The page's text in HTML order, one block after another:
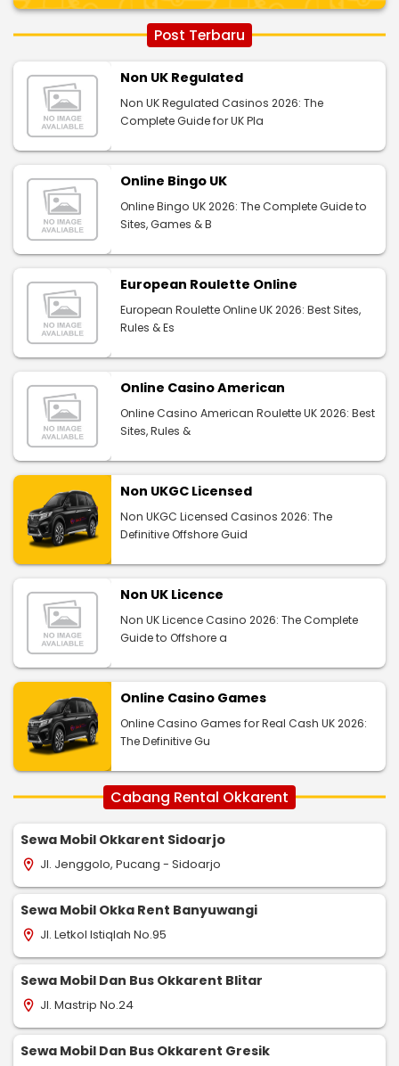
Post Terbaru
Non UK Regulated
Non UK Regulated Casinos 2026: The
Complete Guide for UK Pla
Online Bingo UK
Online Bingo UK 2026: The Complete Guide to
Sites, Games & B
European Roulette Online
European Roulette Online UK 2026: Best Sites,
Rules & Es
Online Casino American
Online Casino American Roulette UK 2026: Best
Sites, Rules &
Non UKGC Licensed
Non UKGC Licensed Casinos 2026: The
Definitive Offshore Guid
Non UK Licence
Non UK Licence Casino 2026: The Complete
Guide to Offshore a
Online Casino Games
Online Casino Games for Real Cash UK 2026:
The Definitive Gu
Cabang Rental Okkarent
Sewa Mobil Okkarent Sidoarjo
location_on Jl. Jenggolo, Pucang - Sidoarjo
Sewa Mobil Okka Rent Banyuwangi
location_on Jl. Letkol Istiqlah No.95
Sewa Mobil Dan Bus Okkarent Blitar
location_on Jl. Mastrip No.24
Sewa Mobil Dan Bus Okkarent Gresik